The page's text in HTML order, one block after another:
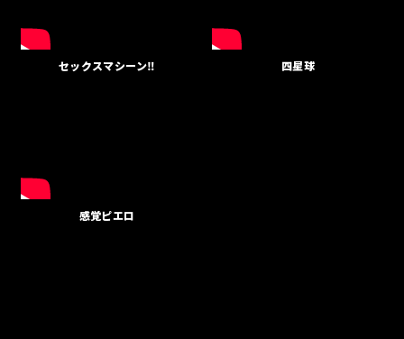
セックスマシーン‼ 四星球
感覚ピエロ